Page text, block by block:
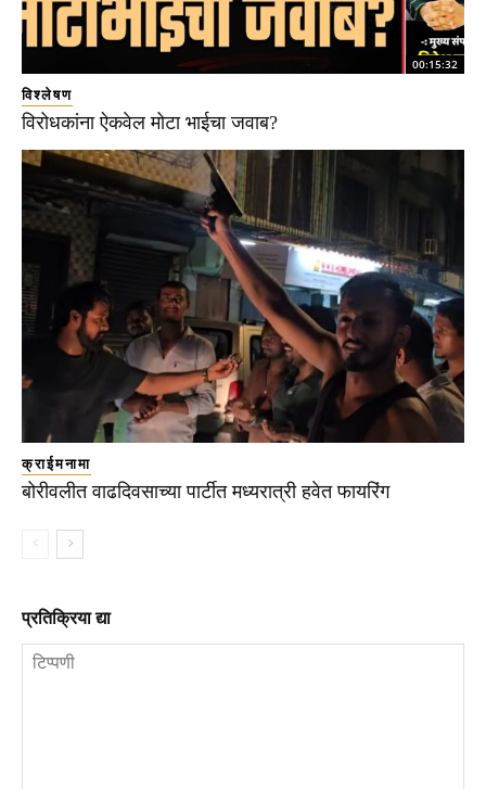
00:15:32
विश्लेषण
विरोधकांना ऐकवेल मोटा भाईचा जवाब?
क्राईमनामा
बोरीवलीत वाढदिवसाच्या पार्टीत मध्यरात्री हवेत फायरिंग
प्रतिक्रिया द्या